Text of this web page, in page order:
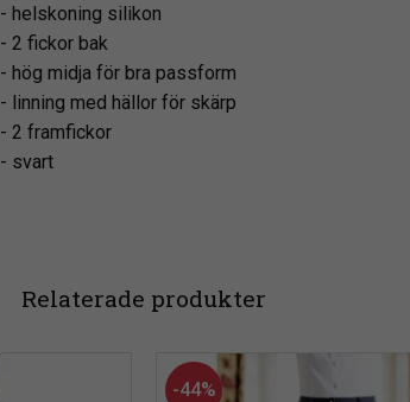
- helskoning silikon
- 2 fickor bak
- hög midja för bra passform
- linning med hällor för skärp
- 2 framfickor
- svart
Relaterade produkter
44%